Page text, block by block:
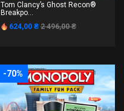
Tom Clancy’s Ghost Recon®
Breakpo...
624,00 ₴ 2 496,00 ₴
-70%